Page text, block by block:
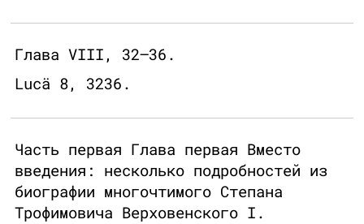
Глава VIII, 32–36.
Lucä 8, 3236.
Часть первая Глава первая Вместо
введения: несколько подробностей из
биографии многочтимого Степана
Трофимовича Верховенского I.